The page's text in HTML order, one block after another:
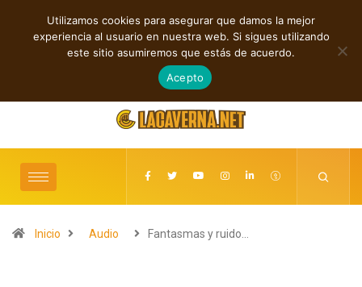
TENDENCIAS
Rock, folk e indie: cuatro estrenos independientes por descubrir
agosto 7, 2026
Inicio Audio Fantasmas y ruido…
Utilizamos cookies para asegurar que damos la mejor
experiencia al usuario en nuestra web. Si sigues utilizando
este sitio asumiremos que estás de acuerdo.
Acepto